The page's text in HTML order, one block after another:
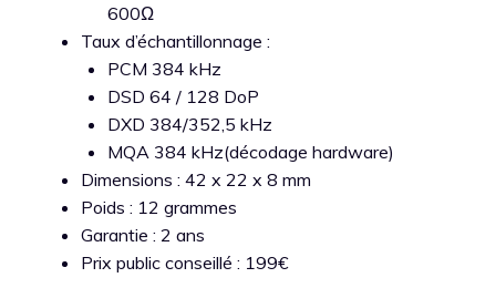
600Ω
Taux d’échantillonnage :
PCM 384 kHz
DSD 64 / 128 DoP
DXD 384/352,5 kHz
MQA 384 kHz(décodage hardware)
Dimensions : 42 x 22 x 8 mm
Poids : 12 grammes
Garantie : 2 ans
Prix public conseillé : 199€